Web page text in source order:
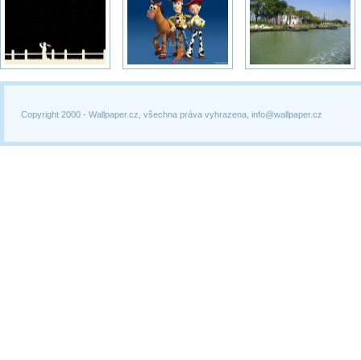
Copyright 2000 - Wallpaper.cz, všechna práva vyhrazena, info@wallpaper.cz